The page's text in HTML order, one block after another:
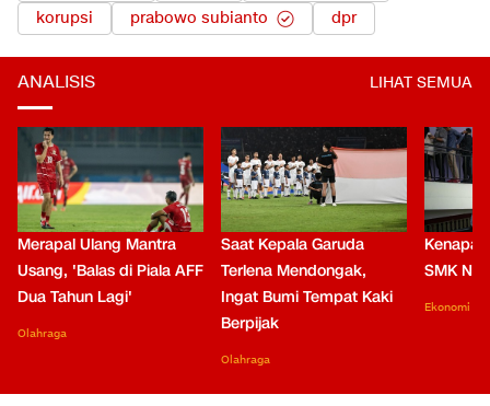
korupsi
prabowo subianto dpr
ANALISIS LIHAT SEMUA
Merapal Ulang Mantra
Usang, 'Balas di Piala AFF
Dua Tahun Lagi'
Olahraga
Saat Kepala Garuda
Terlena Mendongak,
Ingat Bumi Tempat Kaki
Berpijak
Olahraga
Kenapa
SMK
Ekonomi